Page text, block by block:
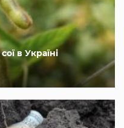
в Україні